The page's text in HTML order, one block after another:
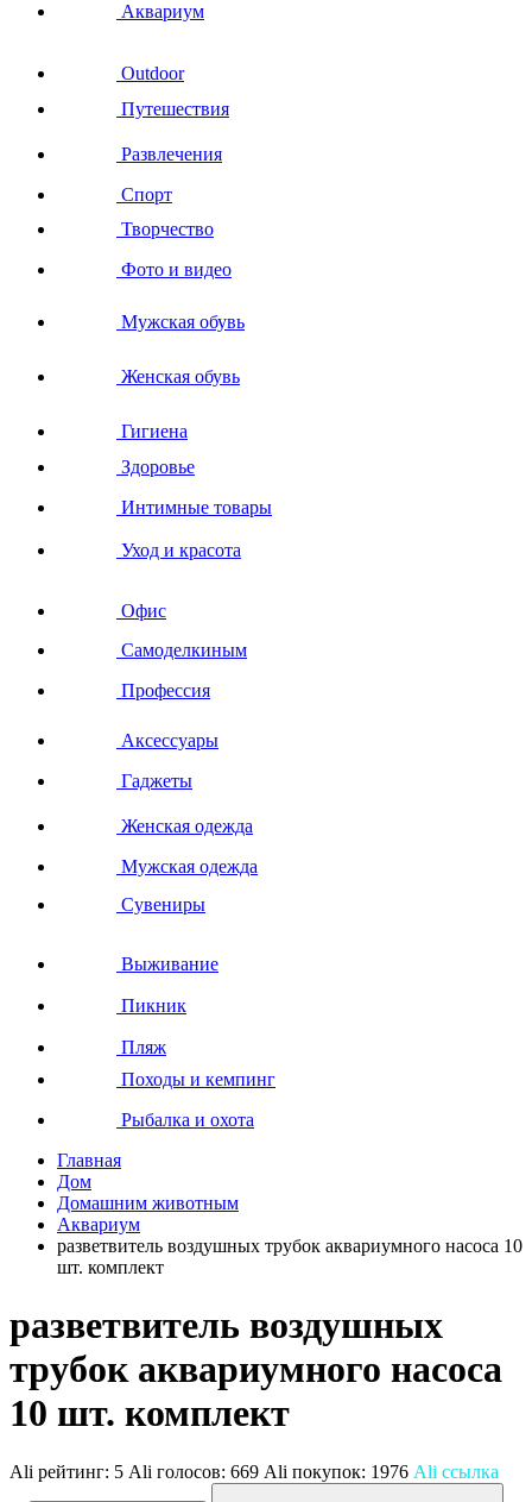
Аквариум
Outdoor
Путешествия
Развлечения
Спорт
Творчество
Фото и видео
Мужская обувь
Женская обувь
Гигиена
Здоровье
Интимные товары
Уход и красота
Офис
Самоделкиным
Профессия
Аксессуары
Гаджеты
Женская одежда
Мужская одежда
Сувениры
Выживание
Пикник
Пляж
Походы и кемпинг
Рыбалка и охота
Главная
Дом
Домашним животным
Аквариум
разветвитель воздушных трубок аквариумного насоса 10
шт. комплект
разветвитель воздушных
трубок аквариумного насоса
10 шт. комплект
Ali рейтинг: 5 Ali голосов: 669 Ali покупок: 1976 Ali ссылка